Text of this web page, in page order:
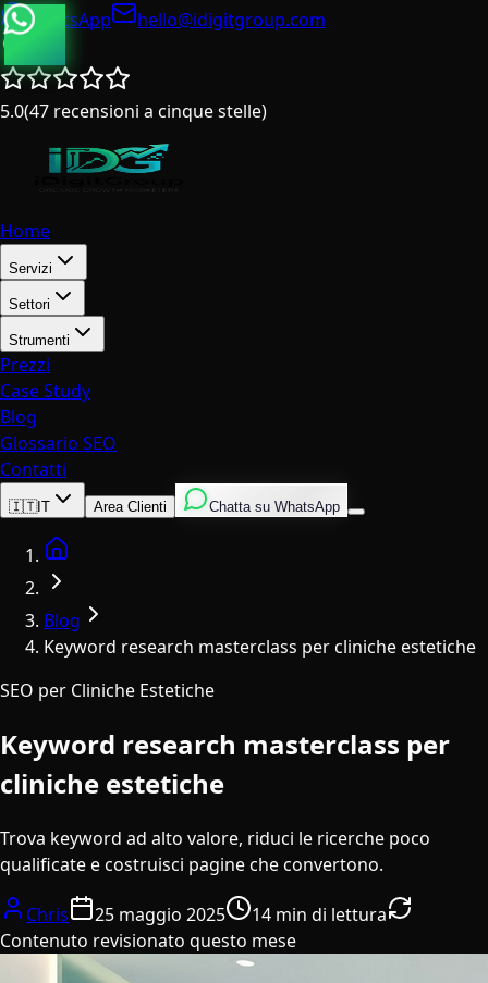
WhatsApp
hello@idigitgroup.com
5.0(47 recensioni a cinque stelle)
Home
Servizi
Settori
Strumenti
Prezzi
Case Study
Blog
Glossario SEO
Contatti
IngleseItalianoSpagnolo
🇮🇹IT Area Clienti Chatta su WhatsApp
Blog
Keyword research masterclass per cliniche estetiche
SEO per Cliniche Estetiche
Keyword research masterclass per
cliniche estetiche
Trova keyword ad alto valore, riduci le ricerche poco
qualificate e costruisci pagine che convertono.
Chris 25 maggio 2025
14 min di lettura
Contenuto revisionato questo mese